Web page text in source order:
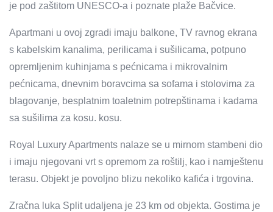
je pod zaštitom UNESCO-a i poznate plaže Bačvice.
Apartmani u ovoj zgradi imaju balkone, TV ravnog ekrana
s kabelskim kanalima, perilicama i sušilicama, potpuno
opremljenim kuhinjama s pećnicama i mikrovalnim
pećnicama, dnevnim boravcima sa sofama i stolovima za
blagovanje, besplatnim toaletnim potrepštinama i kadama
sa sušilima za kosu. kosu.
Royal Luxury Apartments nalaze se u mirnom stambeni dio
i imaju njegovani vrt s opremom za roštilj, kao i namještenu
terasu. Objekt je povoljno blizu nekoliko kafića i trgovina.
Zračna luka Split udaljena je 23 km od objekta. Gostima je